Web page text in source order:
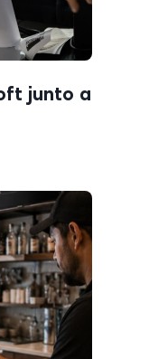
junto a